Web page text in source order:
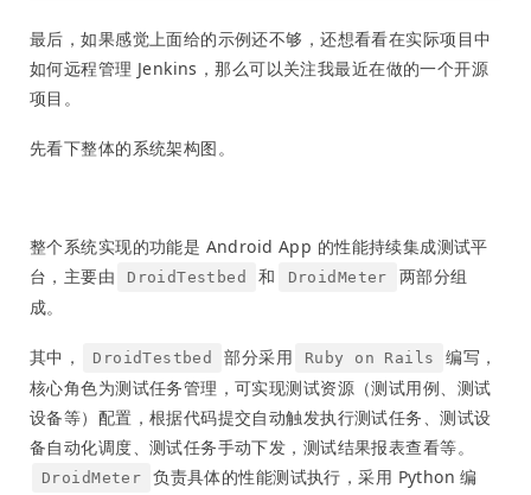
最后，如果感觉上面给的示例还不够，还想看看在实际项目中
如何远程管理 Jenkins，那么可以关注我最近在做的一个开源
项目。
先看下整体的系统架构图。
整个系统实现的功能是 Android App 的性能持续集成测试平
台，主要由
DroidTestbed 和 DroidMeter
两部分组
成。
其中， DroidTestbed 部分采用 Ruby on Rails
编写，
核心角色为测试任务管理，可实现测试资源（测试用例、测试
设备等）配置，根据代码提交自动触发执行测试任务、测试设
备自动化调度、测试任务手动下发，测试结果报表查看等。
DroidMeter
负责具体的性能测试执行，采用 Python 编